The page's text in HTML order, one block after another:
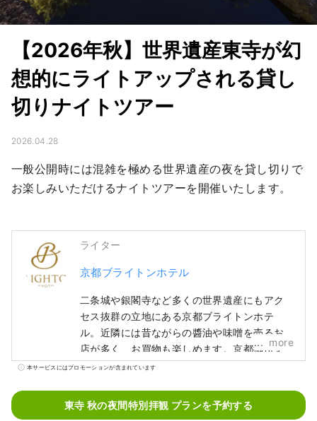
【2026年秋】世界遺産東寺が幻
想的にライトアップされる貸し
切りナイトツアー
2026.04.28
一般公開時には混雑を極める世界遺産の夜を貸し切りで
お楽しみいただけるナイトツアーを開催いたします。
ライター
京都ブライトンホテル
二条城や銀閣寺など多くの世界遺産にもアク
セス抜群の立地にある京都ブライトンホテ
ル。近隣には昔ながらの醬油や味噌を売るお
店が多く、お買物も楽しめます。京都御所ま
では徒歩約5分、朝のウォーキングやランニン
く知るコンシェルジュが常駐しており、観光
や食事処、伝統工芸の体験などについても気
more
本サービスにはプロモーションが含まれています
東寺 秋の夜間特別拝観 プランを予約する